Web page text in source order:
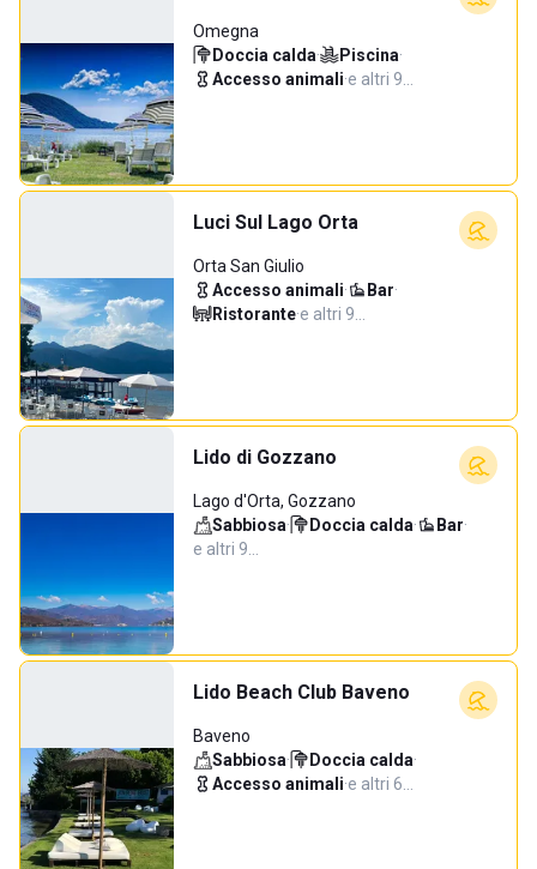
Omegna
Doccia calda· Piscina·
Accesso animali·e altri 9…
Luci Sul Lago Orta
Orta San Giulio
Accesso animali· Bar·
Ristorante·e altri 9…
Lido di Gozzano
Lago d'Orta, Gozzano
Sabbiosa· Doccia calda· Bar·
e altri 9…
Lido Beach Club Baveno
Baveno
Sabbiosa· Doccia calda·
Accesso animali·e altri 6…